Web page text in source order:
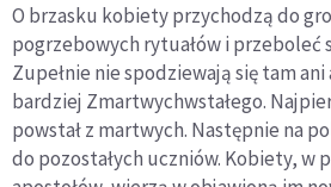
O brzasku kobiety przychodzą do
pogrzebowych rytuałów i przeboleć
Zupełnie nie spodziewają się tam ani
bardziej Zmartwychwstałego.
powstał z martwych. Następnie na
do pozostałych uczniów. Kobiety, w